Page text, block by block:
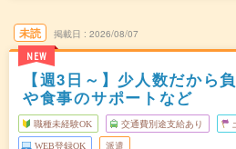
未読
NEW
掲載日 2026/08/07
【週3日～】少人数だから
や食事のサポートなど
職種未経験OK 交通費別途支給あり
WEB登録OK 派遣